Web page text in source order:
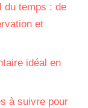
du temps : de
et
idéal en
à suivre pour